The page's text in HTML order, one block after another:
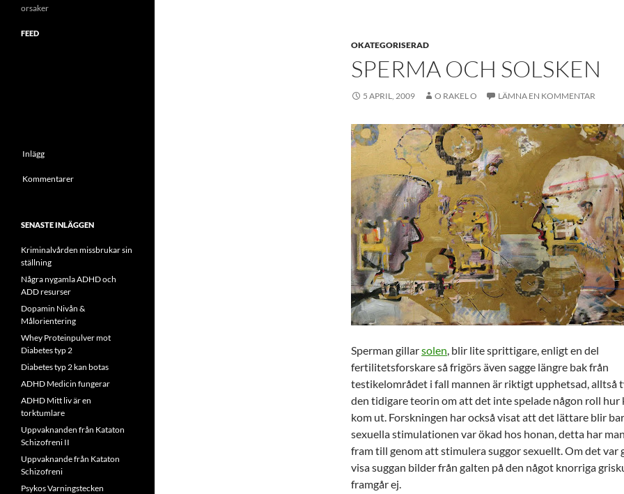
OKATEGORISERAD
SPERMA OCH SOLSKEN
5 APRIL, 2009 O RAKEL O LÄMNA EN KOMMENTAR
Sperman gillarsolen, blir lite sprittigare, enligt en del
fertilitetsforskare så frigörs även sagge längre bak från
testikelområdet i fall mannen är riktigt upphetsad, alltså
den tidigare teorin om att det inte spelade någon roll hur
kom ut. Forskningen har också visat att det lättare blir
sexuella stimulationen var ökad hos honan, detta har
fram till genom att stimulera suggor sexuellt. Om det var
visa suggan bilder från galten på den något knorriga
framgår ej.
orsaker
FEED
Inlägg
Kommentarer
SENASTE INLÄGGEN
Kriminalvården missbrukar sin
ställning
Några nygamla ADHD och
ADD resurser
Dopamin Nivån &
Målorientering
Whey Proteinpulver mot
Diabetes typ 2
Diabetes typ 2 kan botas
ADHD Medicin fungerar
ADHD Mitt liv är en
torktumlare
Uppvaknanden från Kataton
Schizofreni II
Uppvaknande från Kataton
Schizofreni
Psykos Varningstecken